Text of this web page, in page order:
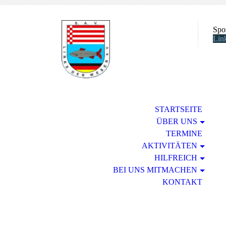
Lin
STARTSEITE
ÜBER UNS
TERMINE
AKTIVITÄTEN
HILFREICH
BEI UNS MITMACHEN
KONTAKT